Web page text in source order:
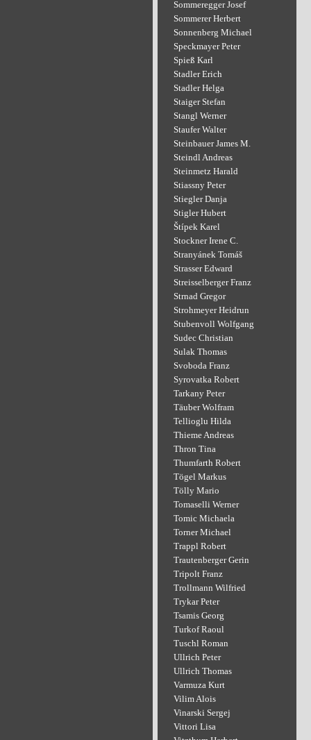
Sommeregger Josef
Sommerer Herbert
Sonnenberg Michael
Speckmayer Peter
Spieß Karl
Stadler Erich
Stadler Helga
Staiger Stefan
Stangl Werner
Staufer Walter
Steinbauer James M.
Steindl Andreas
Steinmetz Harald
Stiassny Peter
Stiegler Danja
Stigler Hubert
Štípek Karel
Stockner Irene C.
Stranyánek Tomáš
Strasser Edward
Streisselberger Franz
Strnad Gregor
Strohmeyer Heidrun
Stubenvoll Wolfgang
Sudec Christian
Sulak Thomas
Svoboda Franz
Syrovatka Robert
Tarkany Peter
Täuber Wolfram
Tellioglu Hilda
Thieme Andreas
Thron Tina
Thumfarth Robert
Tögel Markus
Tölly Mario
Tomaselli Werner
Tomic Michaela
Torner Michael
Trappl Robert
Trautenberger Gerin
Tripolt Franz
Trollmann Wilfried
Trykar Peter
Tsamis Georg
Turkof Raoul
Tuschl Roman
Ullrich Peter
Ullrich Thomas
Varmuza Kurt
Vilim Alois
Vinarski Sergej
Vittori Lisa